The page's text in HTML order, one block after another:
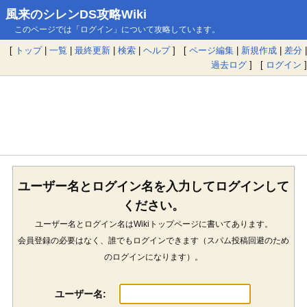
風来のシレンDS攻略Wiki
このページでは「ログイン」について攻略しています。
[ トップ| 一覧 | 最終更新 | 検索 | ヘルプ] [ ページ編集 | 新規作成 | 差分 |
過去ログ ] [ ログイン ]
ユーザー名とログイン名を入力してログインして
ください。
ユーザー名とログイン名はWikiトップページに書いてあります。
会員登録の必要はなく、誰でもログインできます（スパム投稿回避のため
のログインになります）。
ユーザー名: